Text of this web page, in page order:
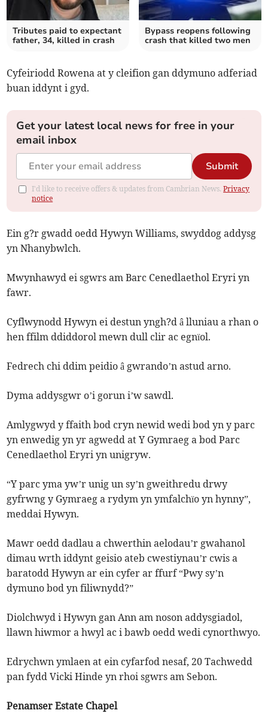
Tributes paid to expectant
father, 34, killed in crash
Bypass reopens following
crash that killed two men
Cyfeiriodd Rowena at y cleifion gan ddymuno adferiad
buan iddynt i gyd.
Get your latest local news for free in your
email inbox
Submit
I'd like to receive offers & updates from Cambrian News.Privacy
notice
Ein g?r gwadd oedd Hywyn Williams, swyddog addysg
yn Nhanybwlch.
Mwynhawyd ei sgwrs am Barc Cenedlaethol Eryri yn
fawr.
Cyflwynodd Hywyn ei destun yngh?d â lluniau a rhan o
hen ffilm ddiddorol mewn dull clir ac egnïol.
Fedrech chi ddim peidio â gwrando’n astud arno.
Dyma addysgwr o’i gorun i’w sawdl.
Amlygwyd y ffaith bod cryn newid wedi bod yn y parc
yn enwedig yn yr agwedd at Y Gymraeg a bod Parc
Cenedlaethol Eryri yn unigryw.
“Y parc yma yw’r unig un sy’n gweithredu drwy
gyfrwng y Gymraeg a rydym yn ymfalchïo yn hynny”,
meddai Hywyn.
Mawr oedd dadlau a chwerthin aelodau’r gwahanol
dimau wrth iddynt geisio ateb cwestiynau’r cwis a
baratodd Hywyn ar ein cyfer ar ffurf “Pwy sy’n
dymuno bod yn filiwnydd?”
Diolchwyd i Hywyn gan Ann am noson addysgiadol,
llawn hiwmor a hwyl ac i bawb oedd wedi cynorthwyo.
Edrychwn ymlaen at ein cyfarfod nesaf, 20 Tachwedd
pan fydd Vicki Hinde yn rhoi sgwrs am Sebon.
Penamser Estate Chapel